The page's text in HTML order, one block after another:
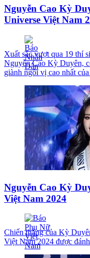
Nguyễn Cao Kỳ
Universe Việt Nam
Xuất sắc vượt qua 19 thí
Nguyễn Cao Kỳ Duyên,
giành ngôi vị cao nhất
Nguyễn Cao Kỳ
Việt Nam 2024
Chiến thắng của Kỳ
Việt Nam 2024 được